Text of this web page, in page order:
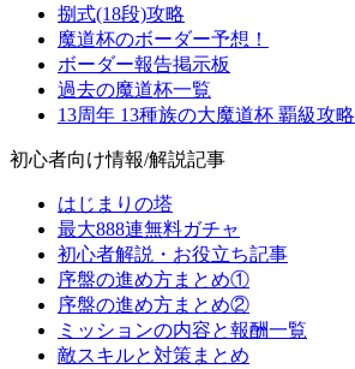
捌式(18段)攻略
魔道杯のボーダー予想！
ボーダー報告掲示板
過去の魔道杯一覧
13周年 13種族の大魔道杯 覇級攻略
初心者向け情報/解説記事
はじまりの塔
最大888連無料ガチャ
初心者解説・お役立ち記事
序盤の進め方まとめ①
序盤の進め方まとめ②
ミッションの内容と報酬一覧
敵スキルと対策まとめ